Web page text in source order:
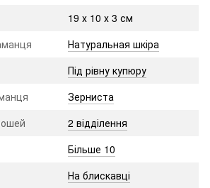
19 х 10 х 3 см
Натуральная шкіра
Під рівну купюру
Зерниста
2 відділення
Більше 10
На блискавці